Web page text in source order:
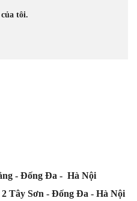
tôi.
- Đống Đa - Hà Nội
2 Tây Sơn - Đống Đa - Hà Nội